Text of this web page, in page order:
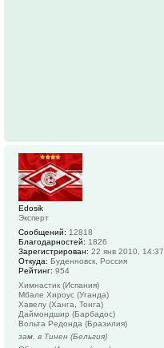
Edosik
Эксперт
Сообщений: 12818
Благодарностей: 1826
Зарегистрирован: 22 янв 2010, 14:37
Откуда: Буденновск, Россия
Рейтинг: 954
Химнастик (Испания)
Мбале Хироус (Уганда)
Хавелу (Ханга, Тонга)
Даймондшир (Барбадос)
Вольта Редонда (Бразилия)
зам. в Тинен (Бельгия)